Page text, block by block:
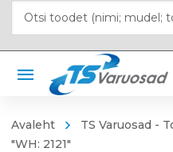
Avaleht TS Varuosad -
"WH: 2121"